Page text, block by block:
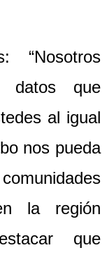
“Nosotros
datos que
al igual
nos pueda
la región
que